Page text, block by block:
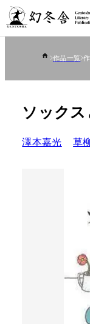
作品一覧
ソックス
澤本嘉光 草